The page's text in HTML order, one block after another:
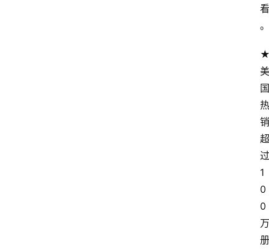
看
。
美
国
热
销
超
过
1
0
0
万
册